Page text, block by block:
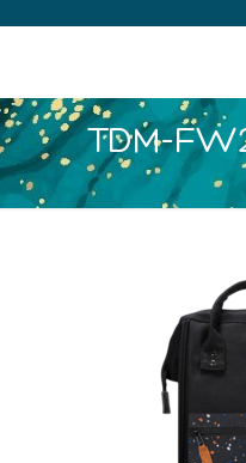
TDM-